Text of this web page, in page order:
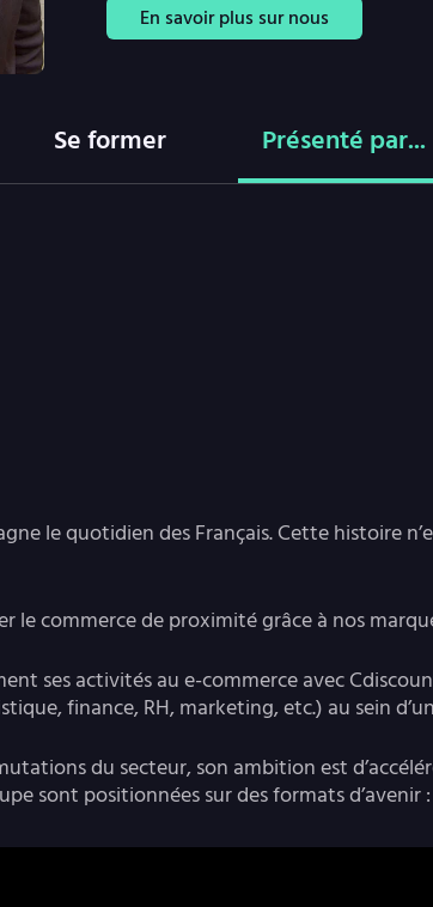
En savoir plus sur nous
Se former Présenté par...
le quotidien des Français. Cette histoire
commerce de proximité grâce à nos
ses activités au e-commerce avec
finance, RH, marketing, etc.) au sein
du secteur, son ambition est
sont positionnées sur des formats